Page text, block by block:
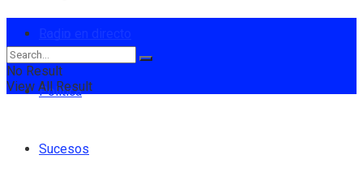
Política
Sucesos
No Result
View All Result